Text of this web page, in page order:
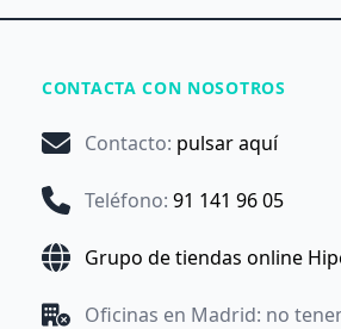
CONTACTA CON NOSOTROS
Contacto: pulsar aquí
Teléfono: 91 141 96 05
Grupo de tiendas online
Oficinas en Madrid: no